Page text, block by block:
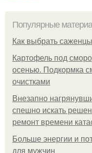
Популярные
Как выбрать
Картофель под
осенью. Подкормка
очистками
Внезапно
спешно искать
ремонт времени
Больше энергии и
для мужчин